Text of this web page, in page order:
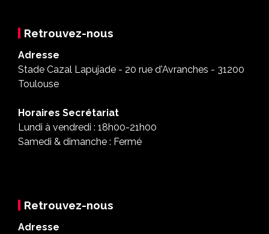
Retrouvez-nous
Adresse
Stade Cazal Lapujade - 20 rue d'Avranches - 31200
Toulouse
Horaires Secrétariat
Lundi à vendredi : 18h00-21h00
Samedi & dimanche : Fermé
Retrouvez-nous
Adresse